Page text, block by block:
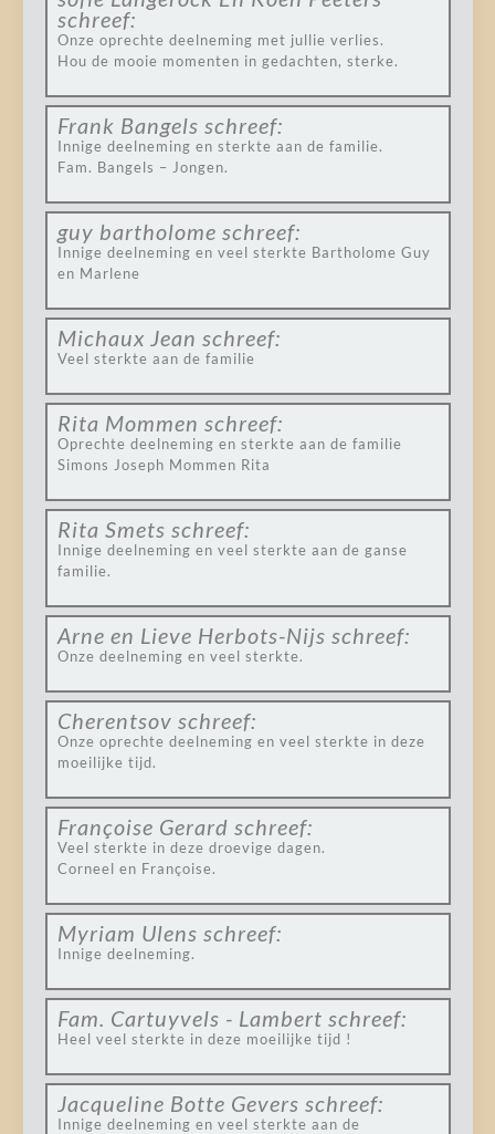
schreef:
Onze oprechte deelneming met jullie verlies.
Hou de mooie momenten in gedachten, sterke.
Frank Bangels schreef:
Innige deelneming en sterkte aan de familie.
Fam. Bangels – Jongen.
guy bartholome schreef:
Innige deelneming en veel sterkte Bartholome Guy
en Marlene
Michaux Jean schreef:
Veel sterkte aan de familie
Rita Mommen schreef:
Oprechte deelneming en sterkte aan de familie
Simons Joseph Mommen Rita
Rita Smets schreef:
Innige deelneming en veel sterkte aan de ganse
familie.
Arne en Lieve Herbots-Nijs schreef:
Onze deelneming en veel sterkte.
Cherentsov schreef:
Onze oprechte deelneming en veel sterkte in deze
moeilijke tijd.
Françoise Gerard schreef:
Veel sterkte in deze droevige dagen.
Corneel en Françoise.
Myriam Ulens schreef:
Innige deelneming.
Fam. Cartuyvels - Lambert schreef:
Heel veel sterkte in deze moeilijke tijd !
Jacqueline Botte Gevers schreef:
Innige deelneming en veel sterkte aan de